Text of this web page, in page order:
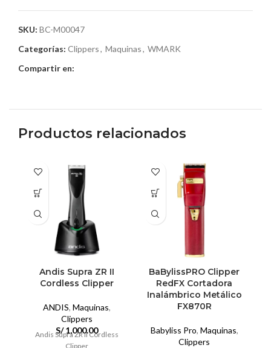
SKU: BC-M00047
Categorías: Clippers, Maquinas, WMARK
Compartir en:
Productos relacionados
Andis Supra ZR II
Cordless Clipper
ANDIS, Maquinas,
Clippers
S/1,000.00
Andis Supra ZR II Cordless
Clipper
BaBylissPRO Clipper
RedFX Cortadora
Inalámbrico Metálico
FX870R
Babyliss Pro, Maquinas,
Clippers